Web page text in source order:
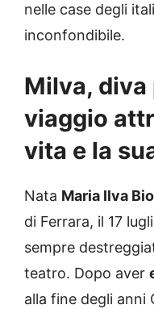
nelle case degli
inconfondibile.
Milva, diva
viaggio
vita e la
Nata Maria Ilva
di Ferrara, il 17
sempre
teatro. Dopo aver
alla fine degli anni